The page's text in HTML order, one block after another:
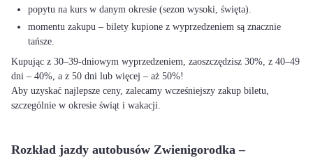
popytu na kurs w danym okresie (sezon wysoki, święta).
momentu zakupu – bilety kupione z wyprzedzeniem są znacznie
tańsze.
Kupując z 30–39-dniowym wyprzedzeniem, zaoszczędzisz 30%, z 40–49
dni – 40%, a z 50 dni lub więcej – aż 50%!
Aby uzyskać najlepsze ceny, zalecamy wcześniejszy zakup biletu,
szczególnie w okresie świąt i wakacji.
Rozkład jazdy autobusów Zwienigorodka –